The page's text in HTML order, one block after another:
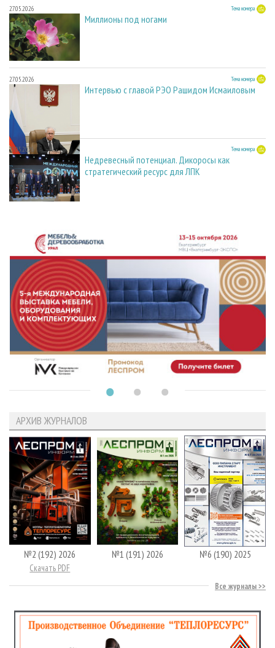
27.05.2026 Тема номера
Миллионы под ногами
27.05.2026 Тема номера
Интервью с главой РЭО Рашидом Исмаиловым
27.05.2026 Тема номера
Недревесный потенциал. Дикоросы как
стратегический ресурс для ЛПК
АРХИВ ЖУРНАЛОВ
№2 (192) 2026
Скачать PDF
№1 (191) 2026 №6 (190) 2025
Все журналы